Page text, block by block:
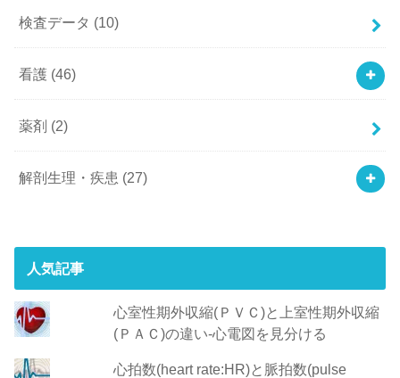
検査データ (10)
看護 (46)
薬剤 (2)
解剖生理・疾患 (27)
人気記事
心室性期外収縮(ＰＶＣ)と上室性期外収縮
(ＰＡＣ)の違い-心電図を見分ける
心拍数(heart rate:HR)と脈拍数(pulse